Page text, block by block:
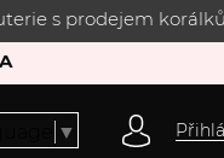
s prodejem
▼